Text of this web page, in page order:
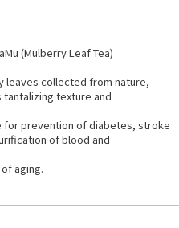
(Mulberry Leaf Tea)
leaves collected from nature,
texture and
for prevention of diabetes, stroke
of blood and
aging.